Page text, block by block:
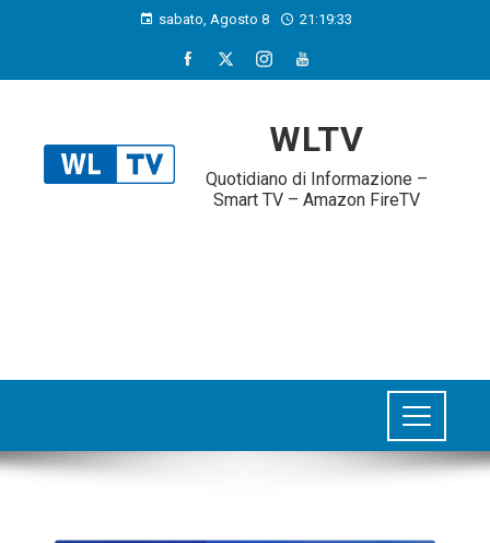
sabato, Agosto 8 21:19:34
WLTV
Quotidiano di Informazione –
Smart TV – Amazon FireTV